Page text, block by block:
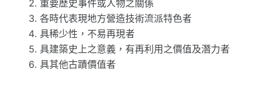
重要歷史事件或人物之關係
各時代表現地方營造技術流派特色者
具稀少性，不易再現者
具建築史上之意義，有再利用之價值及潛力者
具其他古蹟價值者